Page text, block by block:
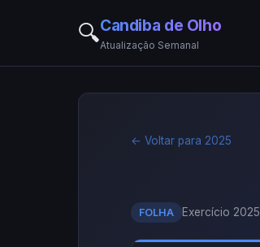
🔍Candiba de Olho
Atualização Semanal
← Voltar para 2025
FOLHA Exercício 2025